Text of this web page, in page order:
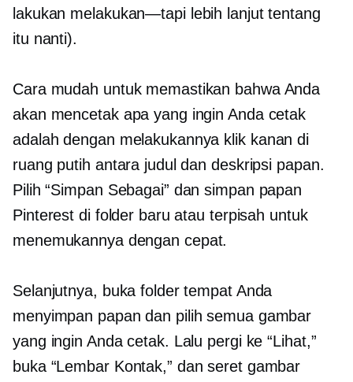
lakukan melakukan—tapilebih lanjut tentang
itu nanti).
Cara mudah untuk memastikan bahwa Anda
akan mencetak apa yang ingin Anda cetak
adalah dengan melakukannya klik kanan di
ruang putih antara judul dan deskripsi papan.
Pilih “Simpan Sebagai” dan simpan papan
Pinterest di folder baru atau terpisah untuk
menemukannya dengan cepat.
Selanjutnya, buka folder tempat Anda
menyimpan papan dan pilih semua gambar
yang ingin Anda cetak. Lalu pergi ke “Lihat,”
buka “Lembar Kontak,” dan seret gambar